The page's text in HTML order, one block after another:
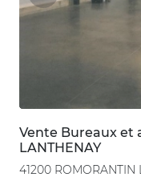
Vente Bureaux et
LANTHENAY
41200 ROMORANTIN